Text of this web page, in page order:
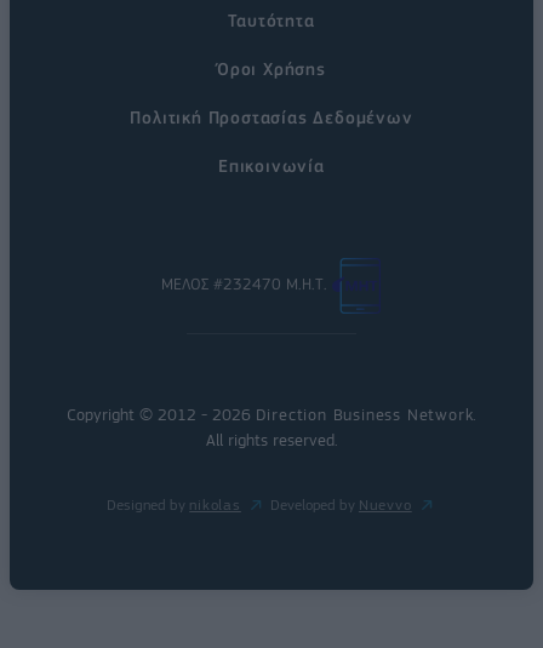
Ταυτότητα
Όροι Χρήσης
Πολιτική Προστασίας Δεδομένων
Επικοινωνία
ΜΕΛΟΣ #232470 Μ.Η.Τ.
Copyright © 2012 - 2026 Direction Business Network
All rights reserved.
Designed by nikolas Developed by Nuevvo